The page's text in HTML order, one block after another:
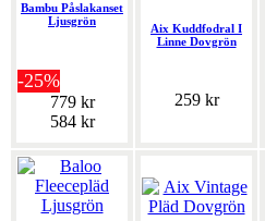
Bambu Påslakanset
Ljusgrön
-25%
779 kr
584 kr
Aix Kuddfodral I
Linne Dovgrön
259 kr